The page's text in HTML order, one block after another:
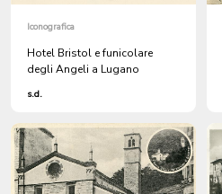
Iconografica
Hotel Bristol e funicolare
degli Angeli a Lugano
s.d.